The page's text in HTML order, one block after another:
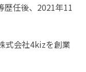
歴任後、2021年11
式会社4kizを創業